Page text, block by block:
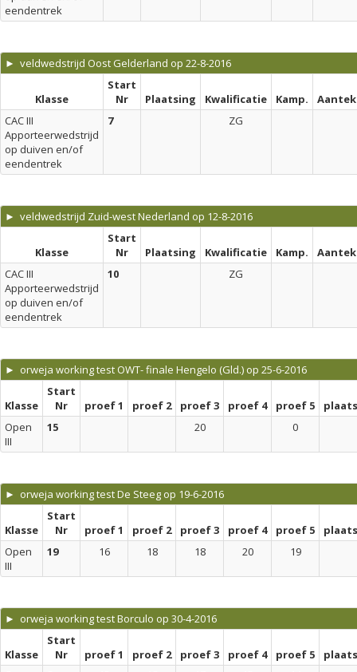
eendentrek
► veldwedstrijd Oost Gelderland op 22-8-2016
Klasse
Start
Nr
Plaatsing Kwalificatie Kamp.
CAC III
Apporteerwedstrijd
op duiven en/of
eendentrek
7 ZG
► veldwedstrijd Zuid-west Nederland op 12-8-2016
Klasse
Start
Nr
Plaatsing Kwalificatie Kamp.
CAC III
Apporteerwedstrijd
op duiven en/of
eendentrek
10 ZG
► orweja working test OWT- finale Hengelo (Gld.) op 25-6-2016
Klasse
Start
Nr
proef 1 proef 2 proef 3 proef 4 proef 5
Open
III
15 20 0
► orweja working test De Steeg op 19-6-2016
Klasse
Start
Nr
proef 1 proef 2 proef 3 proef 4 proef 5
Open
III
19 16 18 18 20 19
► orweja working test Borculo op 30-4-2016
Klasse
Start
Nr
proef 1 proef 2 proef 3 proef 4 proef 5